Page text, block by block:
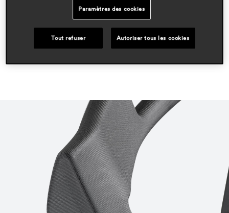
residential
Paramètres des cookies
Tout refuser Autoriser tous les cookies